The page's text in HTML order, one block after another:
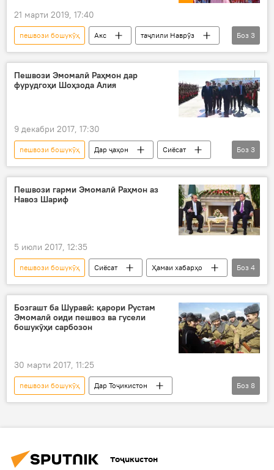
21 марти 2019, 17:40
пешвози бошукӯҳ Акс
таҷлили Наврӯз
Корвон
Дар Тоҷикистон Душанбе
Боз 3
Пешвози Эмомалӣ Раҳмон дар
фурудгоҳи Шоҳзода Алия
9 декабри 2017, 17:30
пешвози бошукӯҳ Дар ҷаҳон
Сиёсат
Ҳамаи хабарҳо
Тоҷикистон-Урдун
Эмомалӣ Раҳмон
Боз 3
Пешвози гарми Эмомалӣ Раҳмон аз
Навоз Шариф
5 июли 2017, 12:35
пешвози бошукӯҳ Сиёсат
Ҳамаи хабарҳо
Покистон
Эмомалӣ Раҳмон
Муҳаммад Навоз Шариф
Дар Тоҷикистон
Боз 4
Бозгашт ба Шуравӣ: қарори Рустам
Эмомалӣ оиди пешвоз ва гусели
бошукӯҳи сарбозон
30 марти 2017, 11:25
пешвози бошукӯҳ
Дар Тоҷикистон
Иҷтимоъ
Ҳамаи хабарҳо
даъвати наваскарон
Боз 8
Тоҷикистон